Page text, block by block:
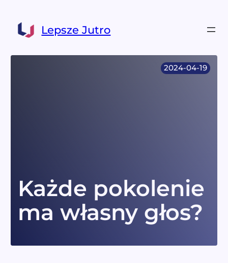
treści
Lepsze Jutro
2024-04-19
Każde pokolenie
ma własny głos?